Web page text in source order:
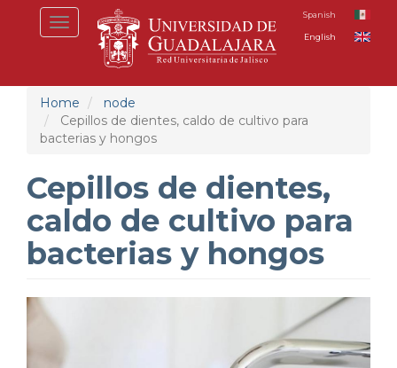
Toggle
navigation
Spanish
English
Home
node
Cepillos de dientes, caldo de cultivo para
bacterias y hongos
Cepillos de dientes,
caldo de cultivo para
bacterias y hongos